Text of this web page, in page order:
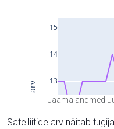
Jaama andmed
Satelliitide arv näitab